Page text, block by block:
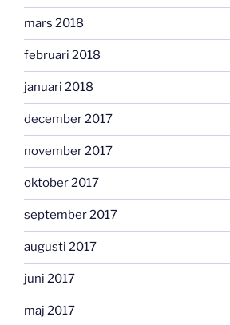
mars 2018
februari 2018
januari 2018
december 2017
november 2017
oktober 2017
september 2017
augusti 2017
juni 2017
maj 2017